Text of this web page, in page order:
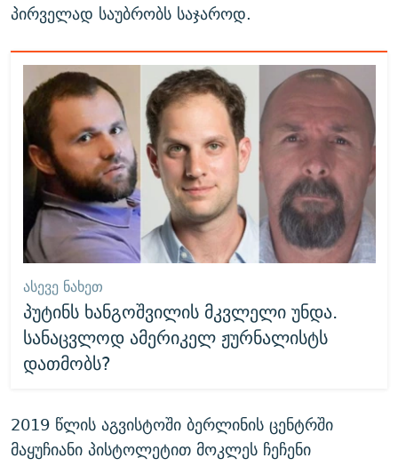
პირველად საუბრობს საჯაროდ.
ᲐᲡᲔᲕᲔ ᲜᲐᲮᲔᲗ
პუტინს ხანგოშვილის მკვლელი უნდა.
სანაცვლოდ ამერიკელ ჟურნალისტს
დათმობს?
2019 წლის აგვისტოში ბერლინის ცენტრში
მაყუჩიანი პისტოლეტით მოკლეს ჩეჩენი